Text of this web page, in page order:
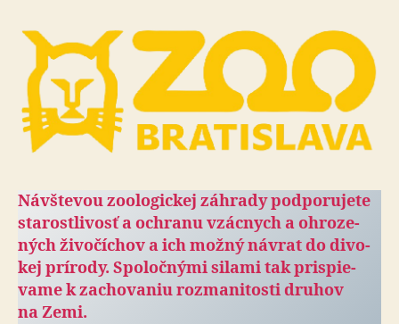
Návštevou zoologickej záhrady pod­po­ru­je­te
sta­rostli­vosť a och­ranu vzácnych a ohro­ze­
ných ži­vo­čí­chov a ich možný návrat do di­vo­
kej prí­rody. Spo­loč­nými silami tak prispie­
vame k za­cho­va­niu roz­ma­ni­tosti druhov
na Zemi.